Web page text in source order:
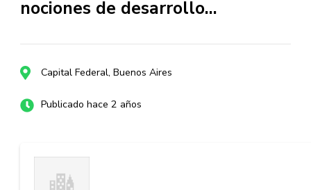
nociones de desarrollo…
Capital Federal, Buenos Aires
Publicado hace 2 años